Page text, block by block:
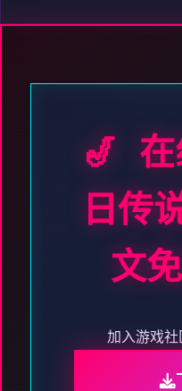
🎷 在
日传
文
加入游戏